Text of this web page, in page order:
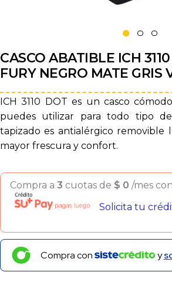
CASCO ABATIBLE ICH
FURY NEGRO MATE GRIS
ICH 3110 DOT es un casco
puedes utilizar para todo tipo
tapizado es antialérgico removible
mayor frescura y confort.
Compra a 3 cuotas de $ 0 /mes con
Solicita tu
Compra con y